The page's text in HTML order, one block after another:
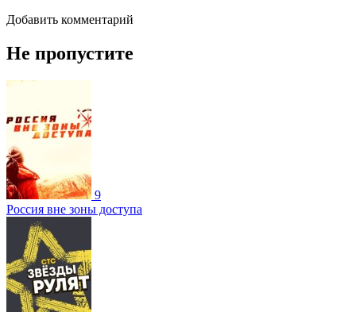
Добавить комментарий
Не пропустите
9
Россия вне зоны доступа